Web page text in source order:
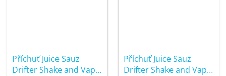
Příchuť Juice Sauz
Drifter Shake and Vape
Příchuť Juice Sauz
Drifter Shake and Vape